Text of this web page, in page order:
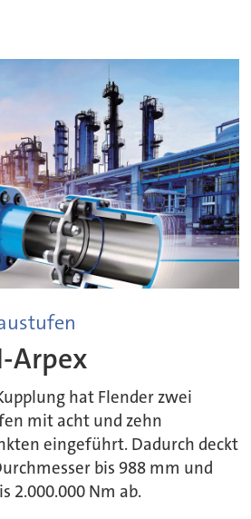
Arpex
hat Flender zwei
mit acht und zehn
eingeführt. Dadurch deckt
bis 988 mm und
2.000.000 Nm ab.